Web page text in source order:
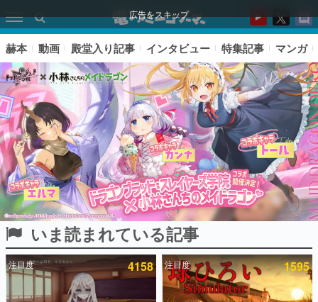
広告をスキップ
ピックアップ
電ファミのいま読まれている記事ランキング
赫本 動画 殿堂入り記事 インタビュー 特集記事 マンガ
いま読まれている記事
注目度 4158 注目度 1595